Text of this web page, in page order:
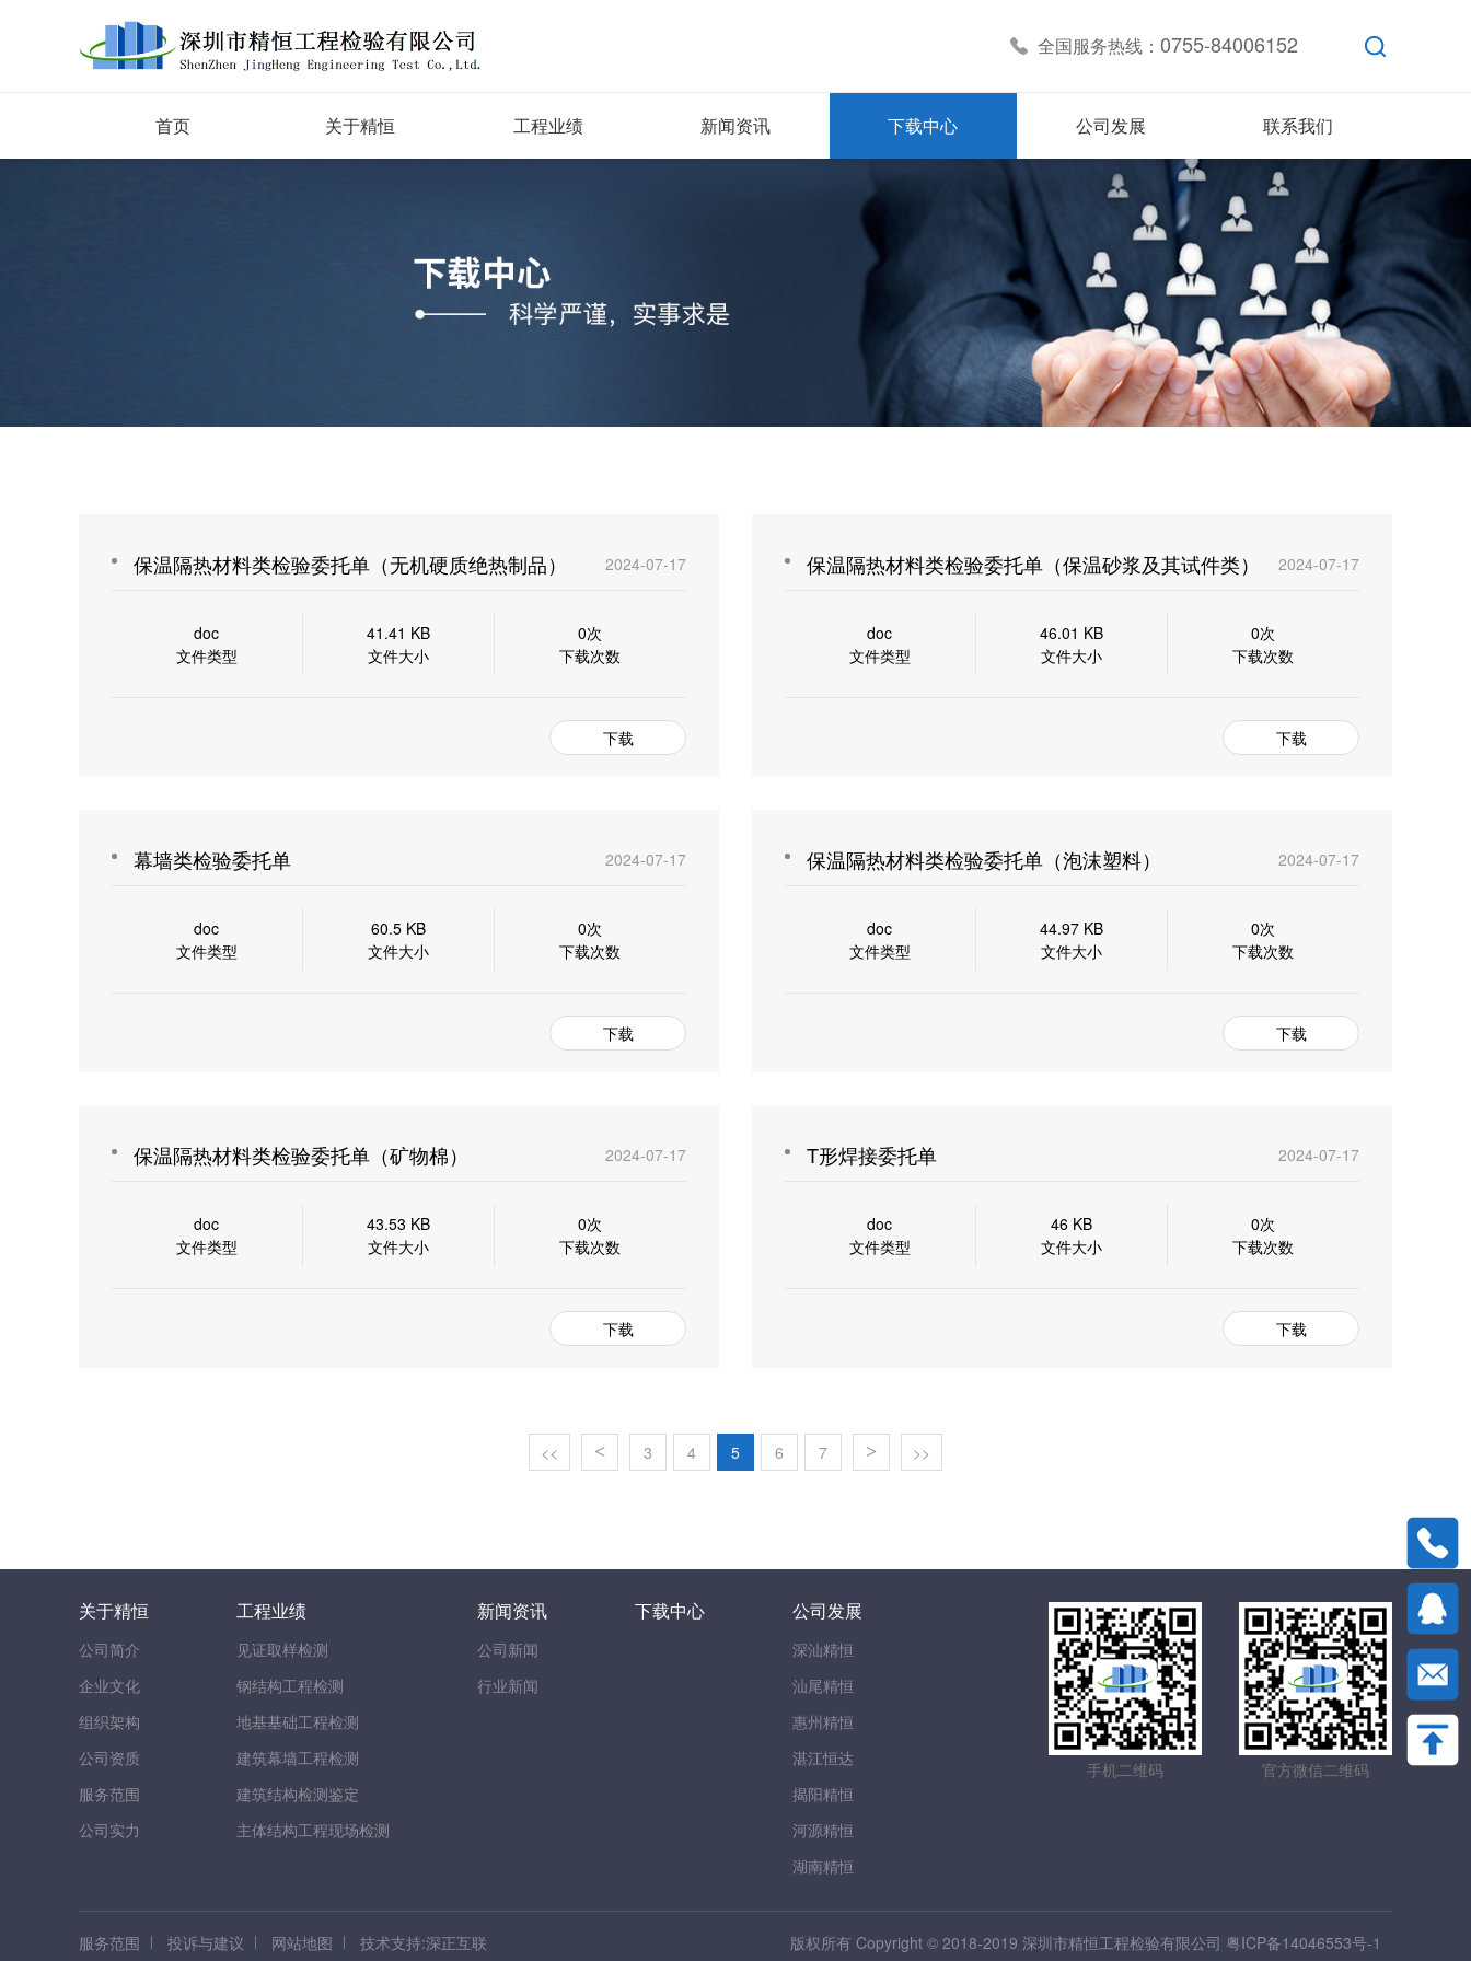
全国服务热线： 0755-84006152
首页 关于精恒 工程业绩 新闻资讯 下载中心 公司发展 联系我们
保温隔热材料类检验委托单（无机硬质绝热制品） 2024-07-17
doc
文件类型
41.41 KB
文件大小
0次
下载次数
下载
保温隔热材料类检验委托单（保温砂浆及其试件类） 2024-07-17
doc
文件类型
46.01 KB
文件大小
0次
下载次数
下载
幕墙类检验委托单 2024-07-17
doc
文件类型
60.5 KB
文件大小
0次
下载次数
下载
保温隔热材料类检验委托单（泡沫塑料） 2024-07-17
doc
文件类型
44.97 KB
文件大小
0次
下载次数
下载
保温隔热材料类检验委托单（矿物棉） 2024-07-17
doc
文件类型
43.53 KB
文件大小
0次
下载次数
下载
T形焊接委托单 2024-07-17
doc
文件类型
46 KB
文件大小
0次
下载次数
下载
<< < 3 4 5 6 7 > >>
关于精恒
公司简介
企业文化
组织架构
公司资质
服务范围
公司实力
工程业绩
见证取样检测
钢结构工程检测
地基基础工程检测
建筑幕墙工程检测
建筑结构检测鉴定
主体结构工程现场检测
新闻资讯
公司新闻
行业新闻
下载中心 公司发展
深汕精恒
汕尾精恒
惠州精恒
湛江恒达
揭阳精恒
河源精恒
湖南精恒
手机二维码 官方微信二维码
服务范围 投诉与建议 网站地图 技术支持:深正互联 版权所有 Copyright © 2018-2019 深圳市精恒工程检验有限公司 粤ICP备14046553号-1